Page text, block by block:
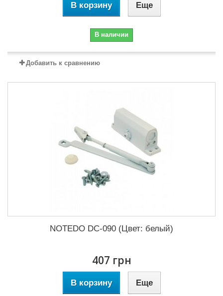
В корзину Еще
В наличии
Добавить к сравнению
NOTEDO DC-090 (Цвет: белый)
407 грн
В корзину Еще